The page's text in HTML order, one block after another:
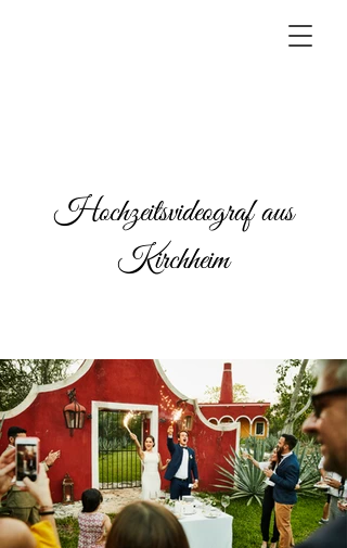
Hochzeitsvideograf aus
Kirchheim